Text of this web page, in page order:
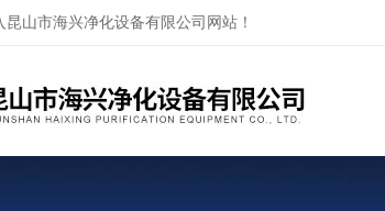
山市海兴净化设备有限公司网站！